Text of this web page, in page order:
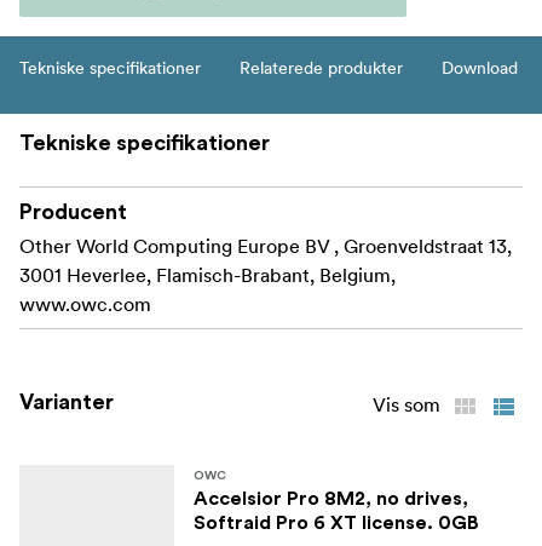
Tekniske specifikationer Relaterede produkter Download
Tekniske specifikationer
Producent
Other World Computing Europe BV , Groenveldstraat 13,
3001 Heverlee, Flamisch-Brabant, Belgium,
www.owc.com
Varianter Vis som
OWC
Accelsior Pro 8M2, no drives,
Softraid Pro 6 XT license. 0GB